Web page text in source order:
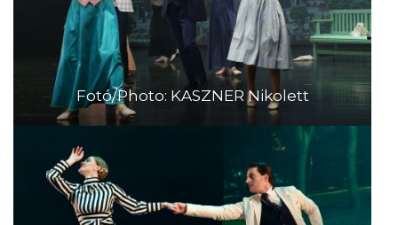
Fotó/Photo: KASZNER Nikolett